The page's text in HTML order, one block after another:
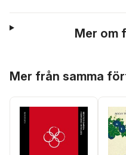
Mer om
Mer från samma